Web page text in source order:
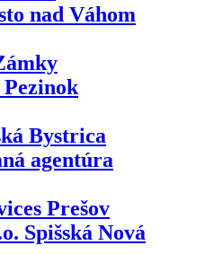
nad Váhom
Bystrica
agentúra
Prešov
Spišská Nová